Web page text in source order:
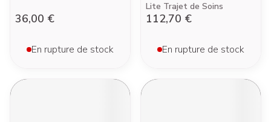
36,00 €
En rupture de stock
Lite Trajet de Soins
112,70 €
En rupture de stock